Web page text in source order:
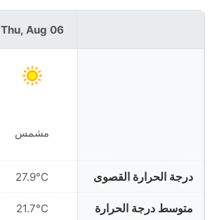
درجة الحرارة القصوى
متوسط درجة الحرارة
Thu, Aug 06
مشمس
27.9°C
21.7°C